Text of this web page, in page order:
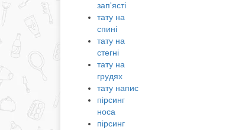
зап'ясті
тату на
спині
тату на
стегні
тату на
грудях
тату напис
пірсинг
носа
пірсинг